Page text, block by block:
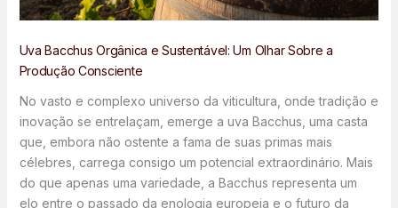
Uva Bacchus Orgânica e Sustentável: Um Olhar Sobre a
Produção Consciente
No vasto e complexo universo da viticultura, onde tradição e
inovação se entrelaçam, emerge a uva Bacchus, uma casta
que, embora não ostente a fama de suas primas mais
célebres, carrega consigo um potencial extraordinário. Mais
do que apenas uma variedade, a Bacchus representa um
elo entre o passado da enologia europeia e o futuro da